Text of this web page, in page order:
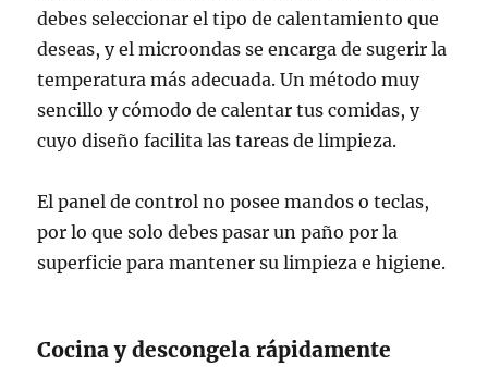
debes seleccionar el tipo de calentamiento que
deseas, y el microondas se encarga de sugerir la
temperatura más adecuada. Un método muy
sencillo y cómodo de calentar tus comidas, y
cuyo diseño facilita las tareas de limpieza.
El panel de control no posee mandos o teclas,
por lo que solo debes pasar un paño por la
superficie para mantener su limpieza e higiene.
Cocina y descongela rápidamente